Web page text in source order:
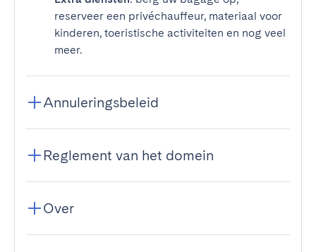
reserveer een privéchauffeur, materiaal voor
kinderen, toeristische activiteiten en nog veel
meer.
Annuleringsbeleid
Reglement van het domein
Over